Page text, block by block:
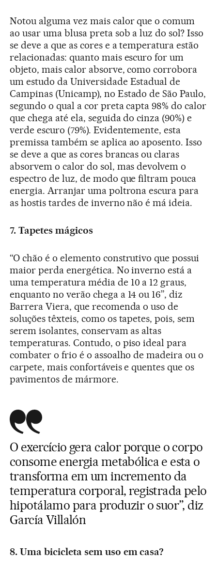
Notou alguma vez mais calor que o comum
ao usar uma blusa preta sob a luz do sol? Isso
se deve a que as cores e a temperatura estão
relacionadas: quanto mais escuro for um
objeto, mais calor absorve, como corrobora
um estudo da Universidade Estadual de
Campinas (Unicamp), no Estado de São Paulo,
segundo o qual a cor preta capta 98% do calor
que chega até ela, seguida do cinza (90%) e
verde escuro (79%). Evidentemente, esta
premissa também se aplica ao aposento. Isso
se deve a que as cores brancas ou claras
absorvem o calor do sol, mas devolvem o
espectro de luz, de modo que filtram pouca
energia. Arranjar uma poltrona escura para
as hostis tardes de inverno não é má ideia.
7. Tapetes mágicos
“O chão é o elemento construtivo que possui
maior perda energética. No inverno está a
uma temperatura média de 10 a 12 graus,
enquanto no verão chega a 14 ou 16”, diz
Barrera Viera, que recomenda o uso de
soluções têxteis, como os tapetes, pois, sem
serem isolantes, conservam as altas
temperaturas. Contudo, o piso ideal para
combater o frio é o assoalho de madeira ou o
carpete, mais confortáveis e quentes que os
pavimentos de mármore.
O exercício gera calor porque o corpo
consome energia metabólica e esta o
transforma em um incremento da
temperatura corporal, registrada pelo
hipotálamo para produzir o suor”, diz
García Villalón
8. Uma bicicleta sem uso em casa?